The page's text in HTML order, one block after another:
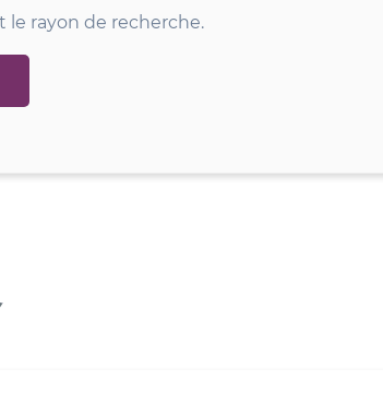
le rayon de recherche.